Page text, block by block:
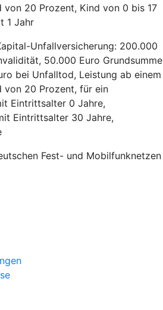
20 Prozent, Kind von 0 bis 17
1 Jahr
Unfallversicherung: 200.000
50.000 Euro Grundsumme
bei Unfalltod, Leistung ab einem
von 20 Prozent, für ein
Eintrittsalter 0 Jahre,
Eintrittsalter 30 Jahre,
Fest- und Mobilfunknetzen